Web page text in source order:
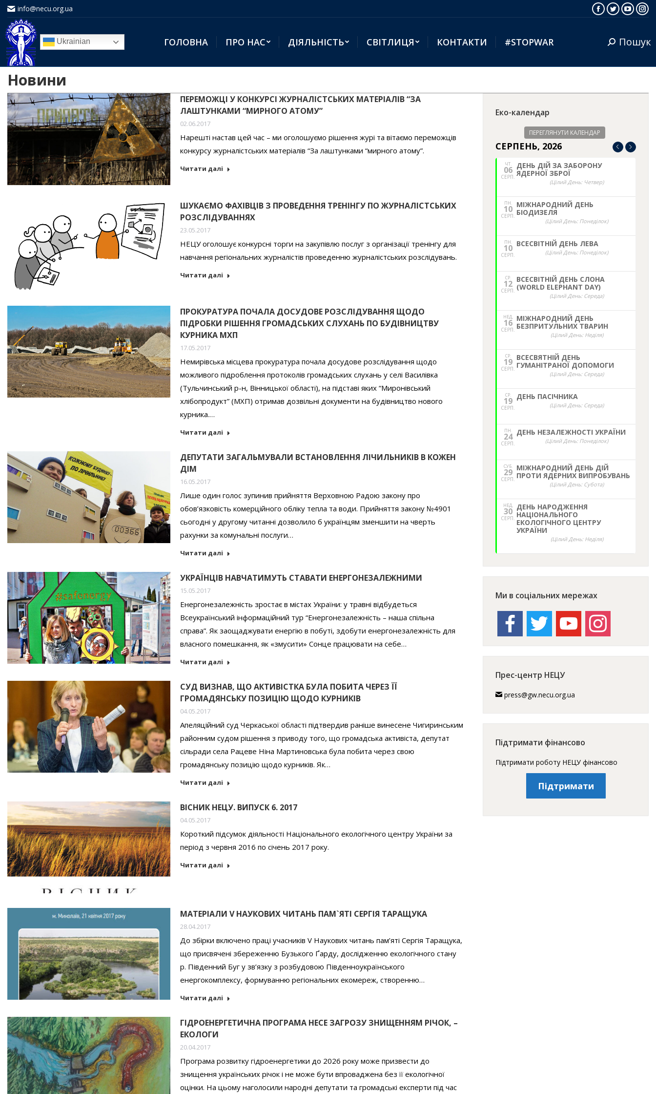
info@necu.org.ua
Facebook
Twitter
Ukrainian ГОЛОВНА ПРО НАС ДІЯЛЬНІСТЬ СВІТЛИЦЯ КОНТАКТИ #STOPWAR Search:Пошук
Новини
ПЕРЕМОЖЦІ У КОНКУРСІ ЖУРНАЛІСТСЬКИХ МАТЕРІАЛІВ “ЗА
ЛАШТУНКАМИ “МИРНОГО АТОМУ”
02.06.2017
Нарешті настав цей час – ми оголошуємо рішення журі та вітаємо переможців
конкурсу журналістських матеріалів “За лаштунками “мирного атому”.
Читати далі
ШУКАЄМО ФАХІВЦІВ З ПРОВЕДЕННЯ ТРЕНІНГУ ПО ЖУРНАЛІСТСЬКИХ
РОЗСЛІДУВАННЯХ
23.05.2017
НЕЦУ оголошує конкурсні торги на закупівлю послуг з організації тренінгу для
навчання регіональних журналістів проведенню журналістських розслідувань.
Читати далі
ПРОКУРАТУРА ПОЧАЛА ДОСУДОВЕ РОЗСЛІДУВАННЯ ЩОДО
ПІДРОБКИ РІШЕННЯ ГРОМАДСЬКИХ СЛУХАНЬ ПО БУДІВНИЦТВУ
КУРНИКА МХП
17.05.2017
Немирівська місцева прокуратура почала досудове розслідування щодо
можливого підроблення протоколів громадських слухань у селі Василівка
(Тульчинський р-н, Вінницької області), на підставі яких “Миронівський
хлібопродукт” (МХП) отримав дозвільні документи на будівництво нового
курника.…
Читати далі
ДЕПУТАТИ ЗАГАЛЬМУВАЛИ ВСТАНОВЛЕННЯ ЛІЧИЛЬНИКІВ В КОЖЕН
ДІМ
16.05.2017
Лише один голос зупинив прийняття Верховною Радою закону про
обов’язковість комерційного обліку тепла та води. Прийняття закону №4901
сьогодні у другому читанні дозволило б українцям зменшити на чверть
рахунки за комунальні послуги…
Читати далі
УКРАЇНЦІВ НАВЧАТИМУТЬ СТАВАТИ ЕНЕРГОНЕЗАЛЕЖНИМИ
15.05.2017
Енергонезалежність зростає в містах України: у травні відбудеться
Всеукраїнський інформаційний тур “Енергонезалежність – наша спільна
справа”. Як заощаджувати енергію в побуті, здобути енергонезалежність для
власного помешкання, як «змусити» Сонце працювати на себе…
Читати далі
СУД ВИЗНАВ, ЩО АКТИВІСТКА БУЛА ПОБИТА ЧЕРЕЗ ЇЇ
ГРОМАДЯНСЬКУ ПОЗИЦІЮ ЩОДО КУРНИКІВ
04.05.2017
Апеляційний суд Черкаської області підтвердив раніше винесене Чигиринським
районним судом рішення з приводу того, що громадська активіста, депутат
сільради села Рацеве Ніна Мартиновська була побита через свою
громадянську позицію щодо курників. Як…
Читати далі
ВІСНИК НЕЦУ. ВИПУСК 6. 2017
04.05.2017
Короткий підсумок діяльності Національного екологічного центру України за
період з червня 2016 по січень 2017 року.
Читати далі
МАТЕРІАЛИ V НАУКОВИХ ЧИТАНЬ ПАМ`ЯТІ СЕРГІЯ ТАРАЩУКА
28.04.2017
До збірки включено праці учасників V Наукових читань пам’яті Сергія Таращука,
що присвячені збереженню Бузького Ґарду, дослідженню екологічного стану
р. Південний Буг у зв’язку з розбудовою Південноукраїнського
енергокомплексу, формуванню регіональних екомереж, створенню…
Читати далі
ГІДРОЕНЕРГЕТИЧНА ПРОГРАМА НЕСЕ ЗАГРОЗУ ЗНИЩЕННЯМ РІЧОК, –
ЕКОЛОГИ
20.04.2017
Програма розвитку гідроенергетики до 2026 року може призвести до
знищення українських річок і не може бути впроваджена без її екологічної
оцінки. На цьому наголосили народні депутати та громадські експерти під час
Еко-календар
ПЕРЕГЛЯНУТИ КАЛЕНДАР
СЕРПЕНЬ, 2026
ЧТ.
06
СЕРП.
ДЕНЬ ДІЙ ЗА ЗАБОРОНУ
ЯДЕРНОЇ ЗБРОЇ
(Цілий День: Четвер)
ПН.
10
СЕРП.
МІЖНАРОДНИЙ ДЕНЬ
БІОДИЗЕЛЯ
(Цілий День: Понеділок)
ПН.
10
СЕРП.
ВСЕСВІТНІЙ ДЕНЬ ЛЕВА
(Цілий День: Понеділок)
СР.
12
СЕРП.
ВСЕСВІТНІЙ ДЕНЬ СЛОНА
(WORLD ELEPHANT DAY)
(Цілий День: Середа)
НЕД,
16
СЕРП.
МІЖНАРОДНИЙ ДЕНЬ
БЕЗПРИТУЛЬНИХ ТВАРИН
(Цілий День: Неділя)
СР.
19
СЕРП.
ВСЕСВЯТНІЙ ДЕНЬ
ГУМАНІТРАНОЇ ДОПОМОГИ
(Цілий День: Середа)
СР.
19
СЕРП.
ДЕНЬ ПАСІЧНИКА
(Цілий День: Середа)
ПН.
24
СЕРП.
ДЕНЬ НЕЗАЛЕЖНОСТІ УКРАЇНИ
(Цілий День: Понеділок)
СУБ.
29
СЕРП.
МІЖНАРОДНИЙ ДЕНЬ ДІЙ
ПРОТИ ЯДЕРНИХ ВИПРОБУВАНЬ
(Цілий День: Субота)
НЕД,
30
СЕРП.
ДЕНЬ НАРОДЖЕННЯ
НАЦІОНАЛЬНОГО
ЕКОЛОГІЧНОГО ЦЕНТРУ
УКРАЇНИ
(Цілий День: Неділя)
Ми в соціальних мережах
facebook twitter youtube instagram
Прес-центр НЕЦУ
press@gw.necu.org.ua
Підтримати фінансово
Підтримати роботу НЕЦУ фінансово
Підтримати